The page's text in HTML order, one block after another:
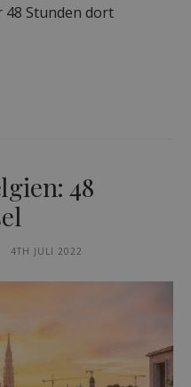
48 Stunden dort
48
4TH JULI 2022